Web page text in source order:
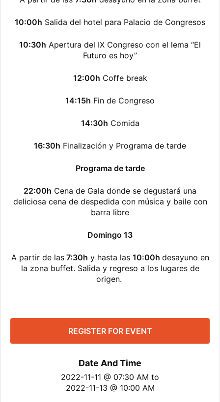
10:00h Salida del hotel para Palacio de Congresos
10:30h Apertura del IX Congreso con el lema “El
Futuro es hoy”
12:00h Coffe break
14:15h Fin de Congreso
14:30h Comida
16:30h Finalización y Programa de tarde
Programa de tarde
22:00h Cena de Gala donde se degustará una
deliciosa cena de despedida con música y baile con
barra libre
Domingo 13
A partir de las7:30h y hasta las 10:00h desayuno en
la zona buffet. Salida y regreso a los lugares de
origen.
REGISTER FOR EVENT
Date And Time
2022-11-11 @ 07:30 AM to
2022-11-13 @ 10:00 AM